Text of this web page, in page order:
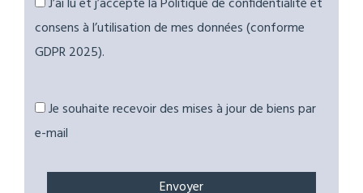
consens à l’utilisation de mes données (conforme
GDPR 2025).
Je souhaite recevoir des mises à jour de biens par
e-mail